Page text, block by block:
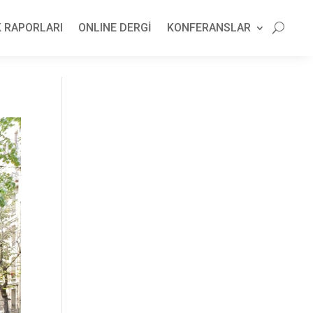
ONLINE DERGİ KONFERANSLAR